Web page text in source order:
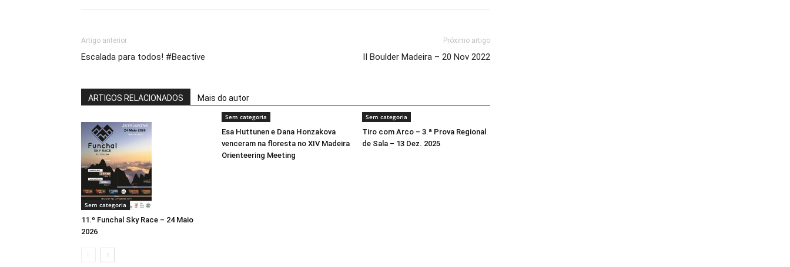
Artigo anterior
Escalada para todos! #Beactive
Próximo artigo
II Boulder Madeira – 20 Nov 2022
ARTIGOS RELACIONADOS Mais do autor
Sem categoria
11.º Funchal Sky Race – 24 Maio
2026
Sem categoria
Esa Huttunen e Dana Honzakova
venceram na floresta no XIV Madeira
Orienteering Meeting
Sem categoria
Tiro com Arco – 3.ª Prova Regional
de Sala – 13 Dez. 2025